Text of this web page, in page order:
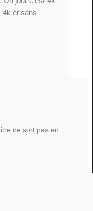
4k et sans
ne sort pas en